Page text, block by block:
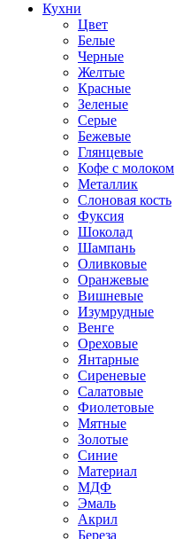
Кухни
Цвет
Белые
Черные
Желтые
Красные
Зеленые
Серые
Бежевые
Глянцевые
Кофе с молоком
Металлик
Слоновая кость
Фуксия
Шоколад
Шампань
Оливковые
Оранжевые
Вишневые
Изумрудные
Венге
Ореховые
Янтарные
Сиреневые
Салатовые
Фиолетовые
Мятные
Золотые
Синие
Материал
МДФ
Эмаль
Акрил
Береза